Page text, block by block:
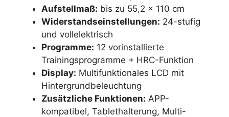
Aufstellmaß: bis zu 55,2 x 110 cm
Widerstandseinstellungen: 24-stufig
und vollelektrisch
Programme: 12 vorinstallierte
Trainingsprogramme + HRC-Funktion
Display: Multifunktionales LCD mit
Hintergrundbeleuchtung
Zusätzliche Funktionen: APP-
kompatibel, Tablethalterung, Multi-